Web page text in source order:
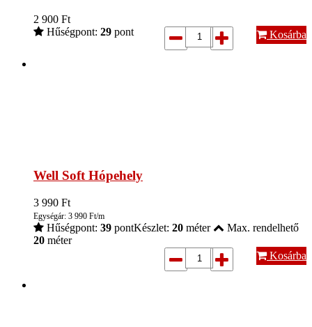
2 900 Ft
Hűségpont: 29 pont Kosárba
Well Soft Hópehely
3 990 Ft
Egységár: 3 990 Ft/m
Hűségpont: 39 pontKészlet: 20 méter
Max. rendelhető
20 méter
Kosárba